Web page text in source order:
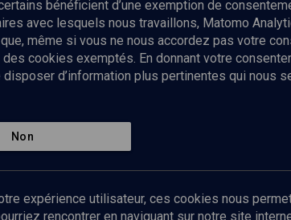
Politique de protection des
personnelles
Mentions légales
Contact
bénéficient d’une exemption de
avec lesquels nous travaillons, Matomo
même si vous ne nous accordez pas votre
cookies exemptés. En donnant votre
d’information plus pertinentes qui nous
Non
expérience utilisateur, ces cookies nous
rencontrer en naviguant sur notre site